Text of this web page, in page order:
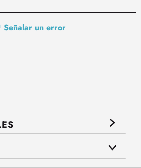
Señalar un error